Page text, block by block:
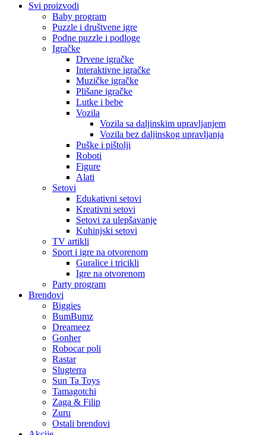
Svi proizvodi
Baby program
Puzzle i društvene igre
Podne puzzle i podloge
Igračke
Drvene igračke
Interaktivne igračke
Muzičke igračke
Plišane igračke
Lutke i bebe
Vozila
Vozila sa daljinskim upravljanjem
Vozila bez daljinskog upravljanja
Puške i pištolji
Roboti
Figure
Alati
Setovi
Edukativni setovi
Kreativni setovi
Setovi za ulepšavanje
Kuhinjski setovi
TV artikli
Sport i igre na otvorenom
Guralice i tricikli
Igre na otvorenom
Party program
Brendovi
Biggies
BumBumz
Dreameez
Gonher
Robocar poli
Rastar
Slugterra
Sun Ta Toys
Tamagotchi
Zaga & Filip
Zuru
Ostali brendovi